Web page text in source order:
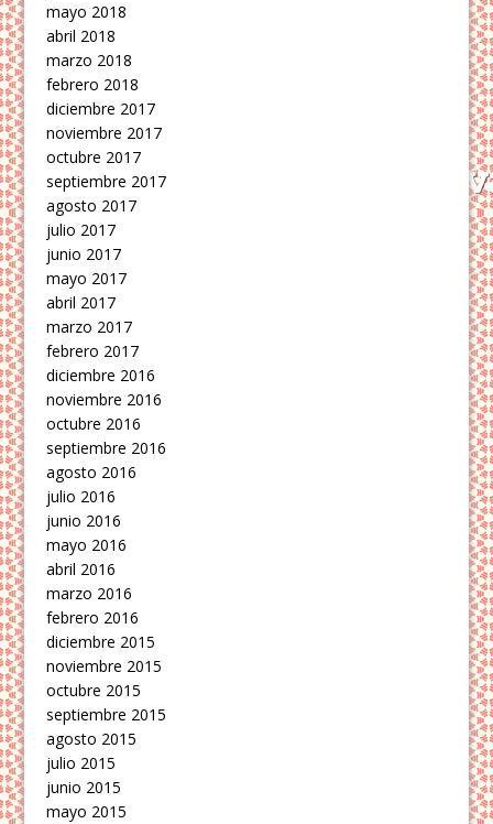
mayo 2018
abril 2018
marzo 2018
febrero 2018
diciembre 2017
noviembre 2017
octubre 2017
septiembre 2017
agosto 2017
julio 2017
junio 2017
mayo 2017
abril 2017
marzo 2017
febrero 2017
diciembre 2016
noviembre 2016
octubre 2016
septiembre 2016
agosto 2016
julio 2016
junio 2016
mayo 2016
abril 2016
marzo 2016
febrero 2016
diciembre 2015
noviembre 2015
octubre 2015
septiembre 2015
agosto 2015
julio 2015
junio 2015
mayo 2015